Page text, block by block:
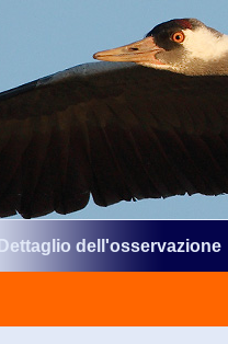
Dettaglio dell'osservazione